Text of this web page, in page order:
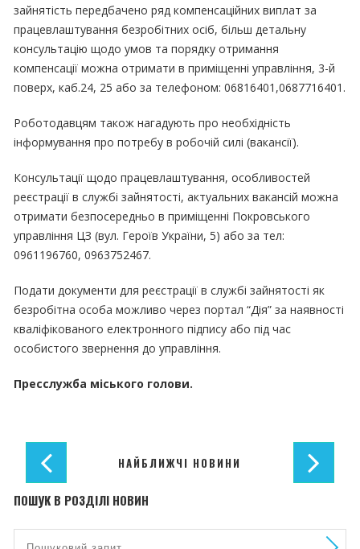
зайнятість передбачено ряд компенсаційних виплат за
працевлаштування безробітних осіб, більш детальну
консультацію щодо умов та порядку отримання
компенсації можна отримати в приміщенні управління, 3-й
поверх, каб.24, 25 або за телефоном: 06816401,0687716401.
Роботодавцям також нагадують про необхідність
інформування про потребу в робочій силі (вакансії).
Консультації щодо працевлаштування, особливостей
реєстрації в службі зайнятості, актуальних вакансій можна
отримати безпосередньо в приміщенні Покровського
управління ЦЗ (вул. Героїв України, 5) або за тел:
0961196760, 0963752467.
Подати документи для реєстрації в службі зайнятості як
безробітна особа можливо через портал “Дія” за наявності
кваліфікованого електронного підпису або під час
особистого звернення до управління.
Пресслужба міського голови.
НАЙБЛИЖЧІ НОВИНИ
ПОШУК В РОЗДІЛІ НОВИН